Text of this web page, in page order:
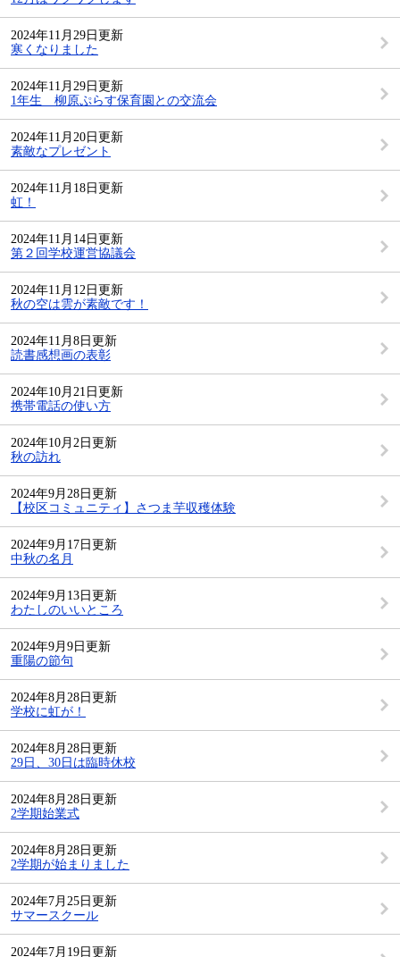
2024年11月29日更新
寒くなりました
2024年11月29日更新
1年生 柳原ぷらす保育園との交流会
2024年11月20日更新
素敵なプレゼント
2024年11月18日更新
虹！
2024年11月14日更新
第２回学校運営協議会
2024年11月12日更新
秋の空は雲が素敵です！
2024年11月8日更新
読書感想画の表彰
2024年10月21日更新
携帯電話の使い方
2024年10月2日更新
秋の訪れ
2024年9月28日更新
【校区コミュニティ】さつま芋収穫体験
2024年9月17日更新
中秋の名月
2024年9月13日更新
わたしのいいところ
2024年9月9日更新
重陽の節句
2024年8月28日更新
学校に虹が！
2024年8月28日更新
29日、30日は臨時休校
2024年8月28日更新
2学期始業式
2024年8月28日更新
2学期が始まりました
2024年7月25日更新
サマースクール
2024年7月19日更新